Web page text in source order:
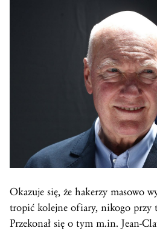
Okazuje się, że hakerzy masowo
tropić kolejne ofiary, nikogo przy
Przekonał się o tym m.in. Jean-